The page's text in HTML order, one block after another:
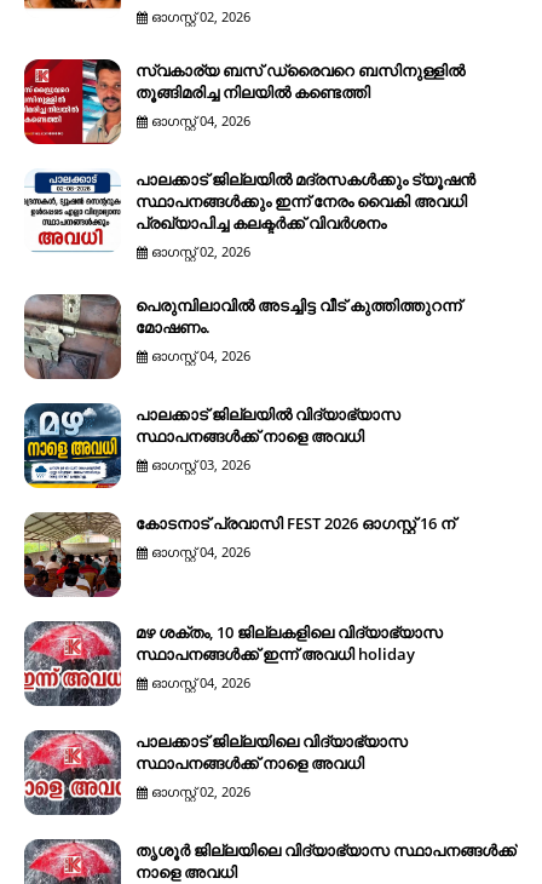
ഓഗസ്റ്റ് 02, 2026
സ്വകാര്യ ബസ് ഡ്രൈവറെ ബസിനുള്ളിൽ
തൂങ്ങിമരിച്ച നിലയിൽ കണ്ടെത്തി
ഓഗസ്റ്റ് 04, 2026
പാലക്കാട് ജില്ലയിൽ മദ്രസകൾക്കും ട്യൂഷൻ
സ്ഥാപനങ്ങൾക്കും ഇന്ന് നേരം വൈകി അവധി
പ്രഖ്യാപിച്ച കലക്ടർക്ക് വിവർശനം
ഓഗസ്റ്റ് 02, 2026
പെരുമ്പിലാവിൽ അടച്ചിട്ട വീട് കുത്തിത്തുറന്ന്
മോഷണം.
ഓഗസ്റ്റ് 04, 2026
പാലക്കാട് ജില്ലയിൽ വിദ്യാഭ്യാസ
സ്ഥാപനങ്ങൾക്ക് നാളെ അവധി
ഓഗസ്റ്റ് 03, 2026
കോടനാട് പ്രവാസി FEST 2026 ഓഗസ്റ്റ് 16 ന്
ഓഗസ്റ്റ് 04, 2026
മഴ ശക്തം, 10 ജില്ലകളിലെ വിദ്യാഭ്യാസ
സ്ഥാപനങ്ങൾക്ക് ഇന്ന് അവധി holiday
ഓഗസ്റ്റ് 04, 2026
പാലക്കാട് ജില്ലയിലെ വിദ്യാഭ്യാസ
സ്ഥാപനങ്ങൾക്ക് നാളെ അവധി
ഓഗസ്റ്റ് 02, 2026
തൃശൂർ ജില്ലയിലെ വിദ്യാഭ്യാസ സ്ഥാപനങ്ങൾക്ക്
നാളെ അവധി